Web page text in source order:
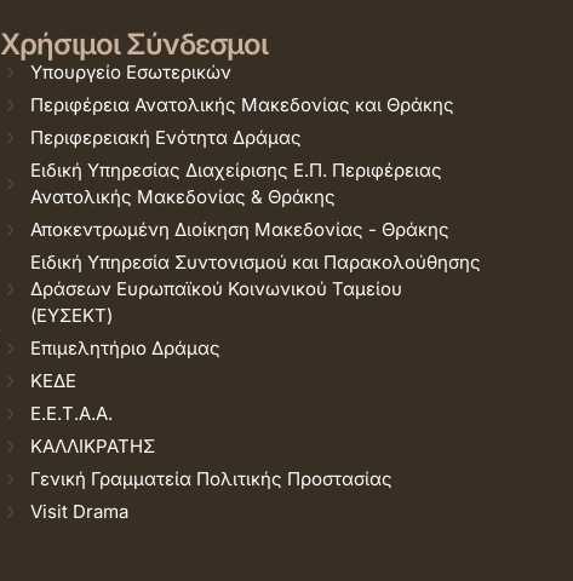
Χρήσιμοι Σύνδεσμοι
Υπουργείο Εσωτερικών
Περιφέρεια Ανατολικής Μακεδονίας και Θράκης
Περιφερειακή Ενότητα Δράμας
Ειδική Υπηρεσίας Διαχείρισης Ε.Π. Περιφέρειας
Ανατολικής Μακεδονίας & Θράκης
Αποκεντρωμένη Διοίκηση Μακεδονίας - Θράκης
Ειδική Υπηρεσία Συντονισμού και Παρακολούθησης
Δράσεων Ευρωπαϊκού Κοινωνικού Ταμείου
(ΕΥΣΕΚΤ)
Επιμελητήριο Δράμας
ΚΕΔΕ
Ε.Ε.Τ.Α.Α.
ΚΑΛΛΙΚΡΑΤΗΣ
Γενική Γραμματεία Πολιτικής Προστασίας
Visit Drama